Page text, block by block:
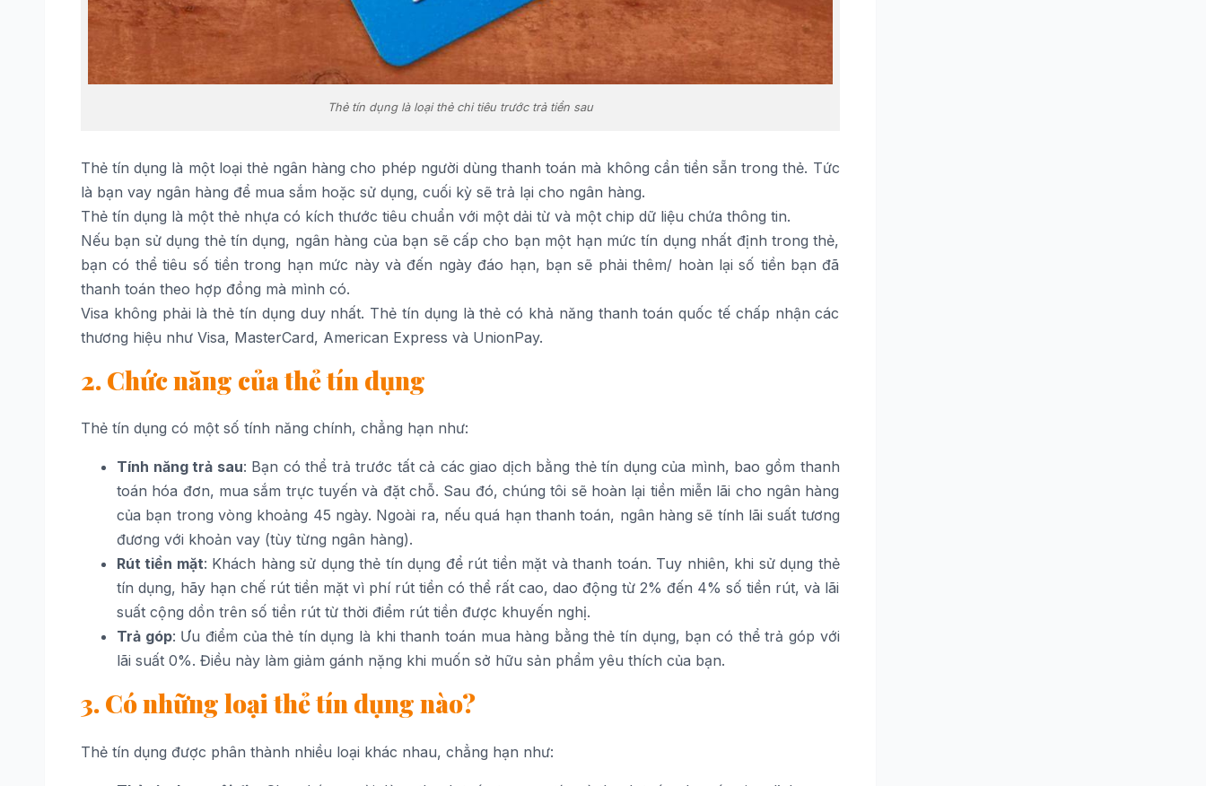
Thẻ tín dụng là loại thẻ chi tiêu trước trả tiền sau
Thẻ tín dụng là một loại thẻ ngân hàng cho phép người dùng thanh toán mà không cần tiền sẵn trong thẻ. Tức
là bạn vay ngân hàng để mua sắm hoặc sử dụng, cuối kỳ sẽ trả lại cho ngân hàng.
Thẻ tín dụng là một thẻ nhựa có kích thước tiêu chuẩn với một dải từ và một chip dữ liệu chứa thông tin.
Nếu bạn sử dụng thẻ tín dụng, ngân hàng của bạn sẽ cấp cho bạn một hạn mức tín dụng nhất định trong thẻ,
bạn có thể tiêu số tiền trong hạn mức này và đến ngày đáo hạn, bạn sẽ phải thêm/ hoàn lại số tiền bạn đã
thanh toán theo hợp đồng mà mình có.
Visa không phải là thẻ tín dụng duy nhất. Thẻ tín dụng là thẻ có khả năng thanh toán quốc tế chấp nhận các
thương hiệu như Visa, MasterCard, American Express và UnionPay.
2. Chức năng của thẻ tín dụng
Thẻ tín dụng có một số tính năng chính, chẳng hạn như:
Tính năng trả sau: Bạn có thể trả trước tất cả các giao dịch bằng thẻ tín dụng của mình, bao gồm thanh
toán hóa đơn, mua sắm trực tuyến và đặt chỗ. Sau đó, chúng tôi sẽ hoàn lại tiền miễn lãi cho ngân hàng
của bạn trong vòng khoảng 45 ngày. Ngoài ra, nếu quá hạn thanh toán, ngân hàng sẽ tính lãi suất tương
đương với khoản vay (tùy từng ngân hàng).
Rút tiền mặt: Khách hàng sử dụng thẻ tín dụng để rút tiền mặt và thanh toán. Tuy nhiên, khi sử dụng thẻ
tín dụng, hãy hạn chế rút tiền mặt vì phí rút tiền có thể rất cao, dao động từ 2% đến 4% số tiền rút, và lãi
suất cộng dồn trên số tiền rút từ thời điểm rút tiền được khuyến nghị.
Trả góp: Ưu điểm của thẻ tín dụng là khi thanh toán mua hàng bằng thẻ tín dụng, bạn có thể trả góp với
lãi suất 0%. Điều này làm giảm gánh nặng khi muốn sở hữu sản phẩm yêu thích của bạn.
3. Có những loại thẻ tín dụng nào?
Thẻ tín dụng được phân thành nhiều loại khác nhau, chẳng hạn như: